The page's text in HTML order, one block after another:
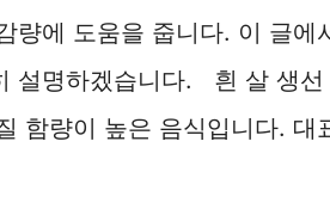
량에 도움을 줍니다. 이 글에
설명하겠습니다. 흰 살 생선
함량이 높은 음식입니다. 대